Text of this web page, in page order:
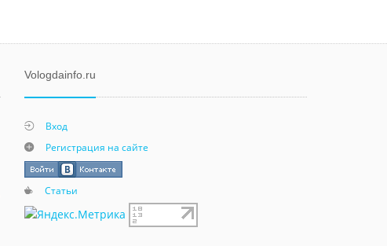
Vologdainfo.ru
Вход
Регистрация на сайте
Статьи